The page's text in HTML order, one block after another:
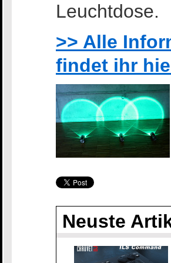
Leuchtdose.
>> Alle
findet ihr
Neuste